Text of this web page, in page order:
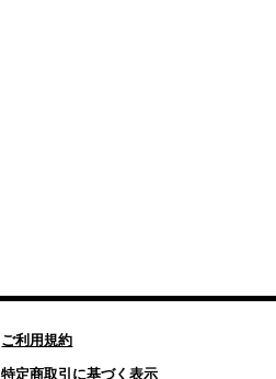
ご利用規約
特定商取引に基づく表示